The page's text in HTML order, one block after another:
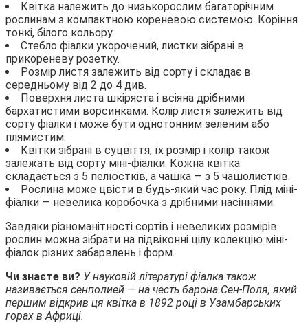
Квітка належить до низькорослим багаторічним
рослинам з компактною кореневою системою. Коріння
тонкі, білого кольору.
Стебло фіалки укорочений, листки зібрані в
прикореневу розетку.
Розмір листя залежить від сорту і складає в
середньому від 2 до 4 див.
Поверхня листа шкіряста і всіяна дрібними
бархатистими ворсинками. Колір листя залежить від
сорту фіалки і може бути однотонним зеленим або
плямистим.
Квітки зібрані в суцвіття, їх розмір і колір також
залежать від сорту міні-фіалки. Кожна квітка
складається з 5 пелюстків, а чашка — з 5 чашолистків.
Рослина може цвісти в будь-який час року. Плід міні-
фіалки — невелика коробочка з дрібними насіннями.
Завдяки різноманітності сортів і невеликих розмірів
рослин можна зібрати на підвіконні цілу колекцію міні-
фіалок різних забарвлень і форм.
Чи знаєте ви? У науковій літературі фіалка також
називається сенполией — на честь барона Сен-Поля, який
першим відкрив ця квітка в 1892 році в Узамбарських
горах в Африці.